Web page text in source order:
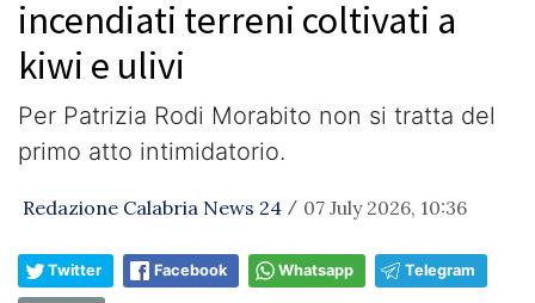
incendiati terreni coltivati a
kiwi e ulivi
Per Patrizia Rodi Morabito non si tratta del
primo atto intimidatorio.
Redazione Calabria News 24 / 07 July 2026, 10:36
Twitter Facebook Whatsapp Telegram